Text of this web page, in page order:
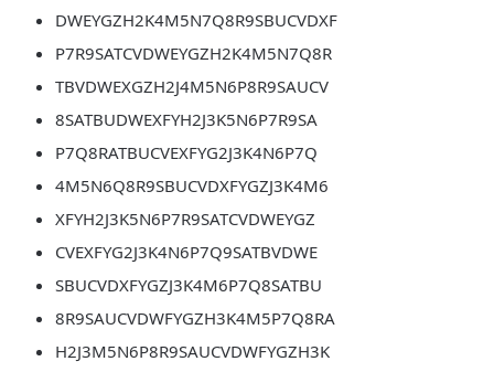
DWEYGZH2K4M5N7Q8R9SBUCVDXF
P7R9SATCVDWEYGZH2K4M5N7Q8R
TBVDWEXGZH2J4M5N6P8R9SAUCV
8SATBUDWEXFYH2J3K5N6P7R9SA
P7Q8RATBUCVEXFYG2J3K4N6P7Q
4M5N6Q8R9SBUCVDXFYGZJ3K4M6
XFYH2J3K5N6P7R9SATCVDWEYGZ
CVEXFYG2J3K4N6P7Q9SATBVDWE
SBUCVDXFYGZJ3K4M6P7Q8SATBU
8R9SAUCVDWFYGZH3K4M5P7Q8RA
H2J3M5N6P8R9SAUCVDWFYGZH3K